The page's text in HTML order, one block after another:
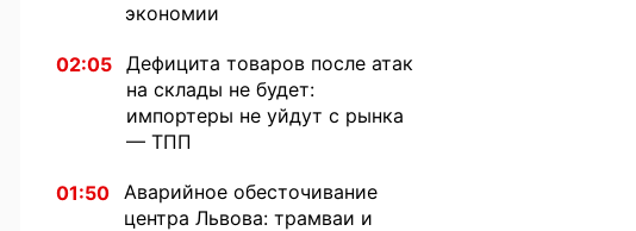
экономии
02:05 Дефицита товаров после атак
на склады не будет:
импортеры не уйдут с рынка
— ТПП
01:50 Аварийное обесточивание
центра Львова: трамваи и